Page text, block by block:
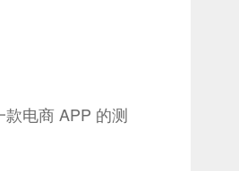
电商 APP 的测